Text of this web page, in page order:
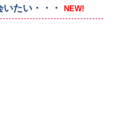
たい・・・
NEW!